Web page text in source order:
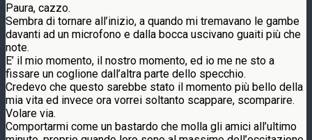
Paura, cazzo.
Sembra di tornare all’inizio, a quando mi tremavano le gambe
davanti ad un microfono e dalla bocca uscivano guaiti più che
note.
E’ il mio momento, il nostro momento, ed io me ne sto a
fissare un coglione dall’altra parte dello specchio.
Credevo che questo sarebbe stato il momento più bello della
mia vita ed invece ora vorrei soltanto scappare, scomparire.
Volare via.
Comportarmi come un bastardo che molla gli amici all’ultimo